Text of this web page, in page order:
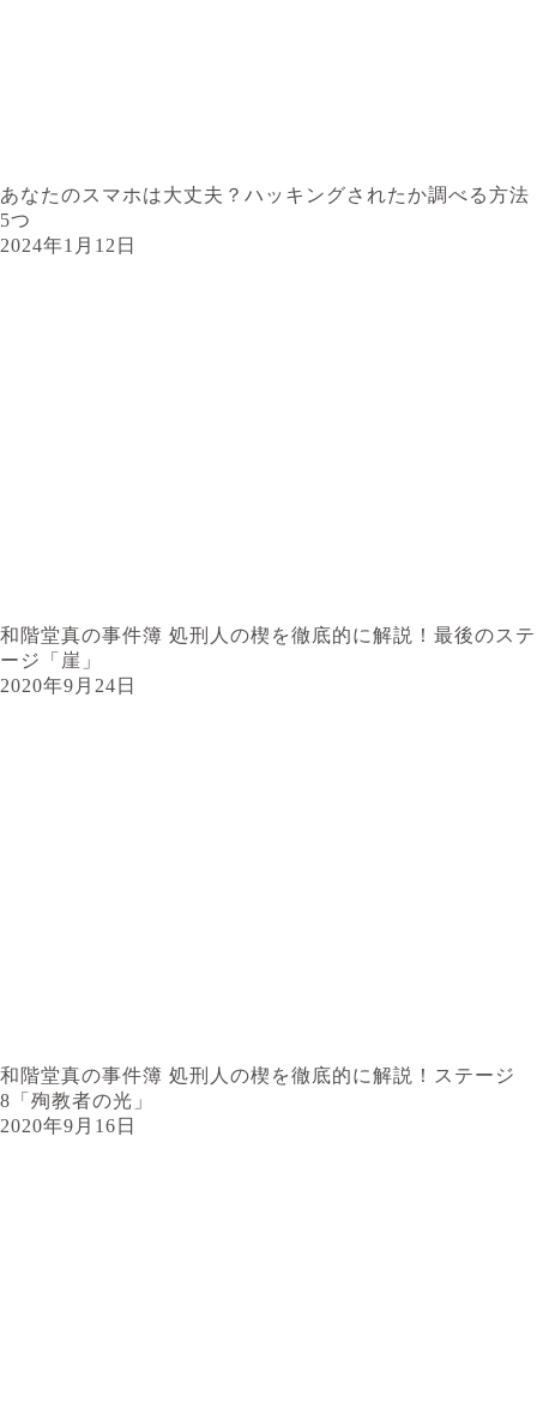
あなたのスマホは大丈夫？ハッキングされたか調べる方法
5つ
2024年1月12日
和階堂真の事件簿 処刑人の楔を徹底的に解説！最後のステ
ージ「崖」
2020年9月24日
和階堂真の事件簿 処刑人の楔を徹底的に解説！ステージ
8「殉教者の光」
2020年9月16日